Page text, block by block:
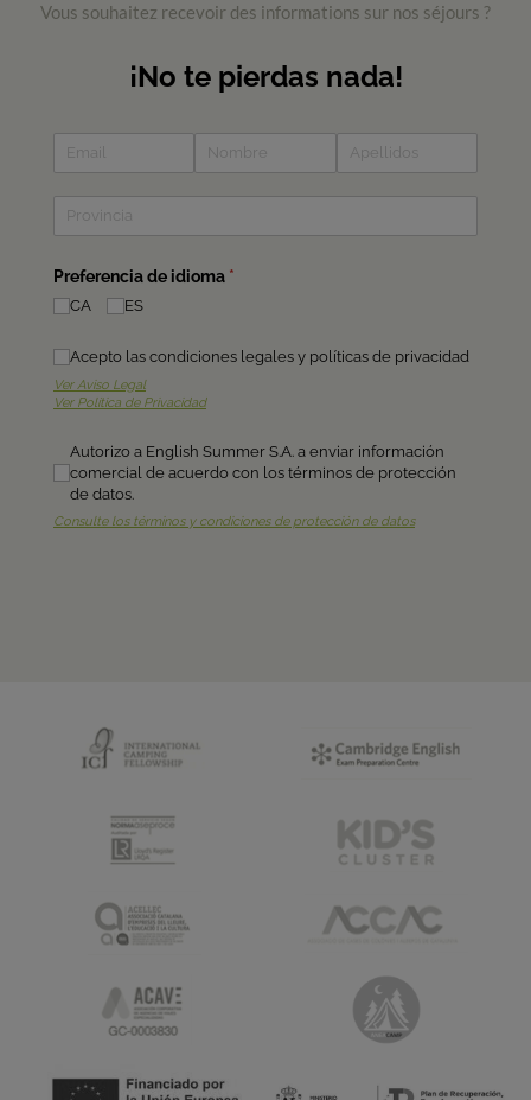
Vous souhaitez recevoir des informations sur nos séjours ?